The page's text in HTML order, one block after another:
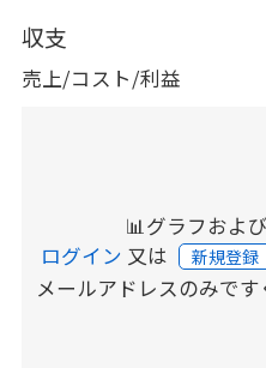
収支
売上/コスト/利益
📊グラフおよ
ログイン 又は 新規登録
メールアドレスのみです